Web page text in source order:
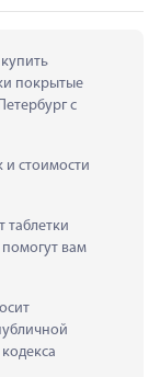
покрытые
с
и стоимости
таблетки
вам